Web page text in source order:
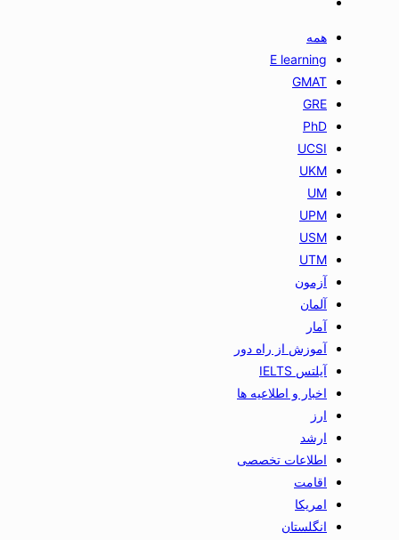
همه
E learning
GMAT
GRE
PhD
UCSI
UKM
UM
UPM
USM
UTM
آزمون
آلمان
آمار
آموزش از راه دور
آیلتس IELTS
اخبار و اطلاعیه ها
ارز
ارشد
اطلاعات تخصصی
اقامت
امریکا
انگلستان